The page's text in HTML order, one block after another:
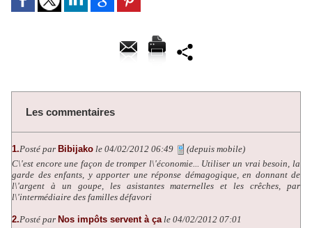
Les commentaires
1.Posté par Bibijako le 04/02/2012 06:49
(depuis mobile)
C\'est encore une façon de tromper l\'économie... Utiliser un vrai besoin, la
garde des enfants, y apporter une réponse démagogique, en donnant de
l\'argent à un goupe, les asistantes maternelles et les crêches, par
l\'intermédiaire des familles défavori
2.Posté par Nos impôts servent à ça le 04/02/2012 07:01